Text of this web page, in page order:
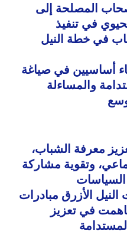
المصلحة إلى
في تنفيذ
في خطة النيل
أساسيين في صياغة
والمساءلة
معرفة الشباب،
وتقوية مشاركة
الأزرق مبادرات
في تعزيز